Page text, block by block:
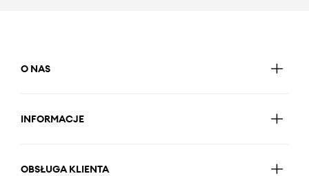
O NAS
INFORMACJE
OBSŁUGA KLIENTA